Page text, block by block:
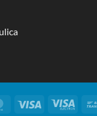
MasterCardVisa
Visa